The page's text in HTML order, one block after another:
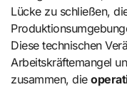
Lücke zu schließen,
Diese technischen
Arbeitskräftemangel
zusammen, die